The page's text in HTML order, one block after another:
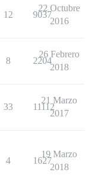
12 9037
22 Octubre
2016
8 2204
26 Febrero
2018
33 11112
21 Marzo
2017
4 1627
19 Marzo
2018